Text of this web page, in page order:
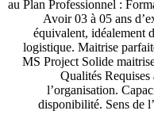
au Plan Professionnel :
Avoir 03 à 05 ans
équivalent, idéalement
logistique. Maitrise
MS Project Solide
Qualités
l’organisation.
disponibilité. Sens de